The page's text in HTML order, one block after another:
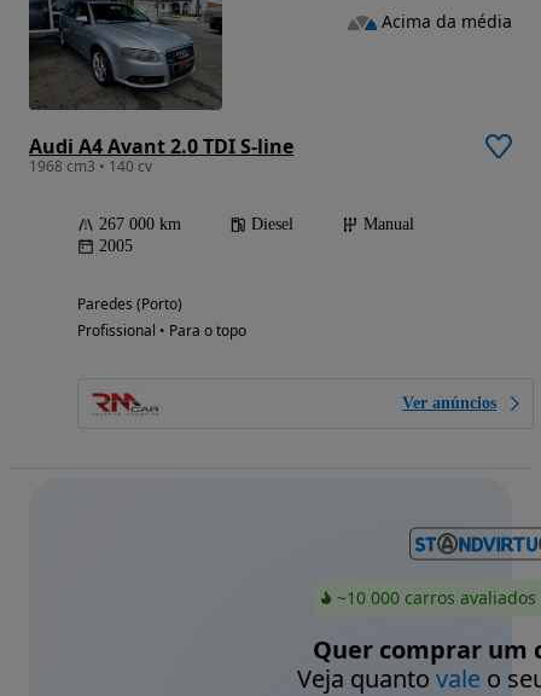
Audi A4 Avant 2.0 TDI S-line
1968 cm3 • 140 cv
267 000 km Diesel
Manual
2005
Paredes (Porto)
Profissional • Para o topo
Ver anúncios
Acima da média
~10 000 carros
Quer comprar um
Veja quanto valeo